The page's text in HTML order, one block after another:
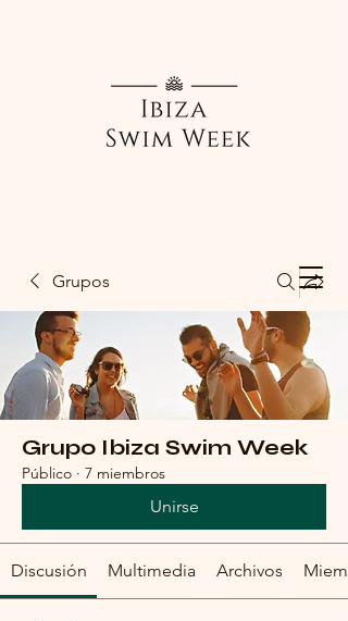
Grupos
Grupo Ibiza Swim Week
Público · 7 miembros
Unirse
Discusión Multimedia Archivos